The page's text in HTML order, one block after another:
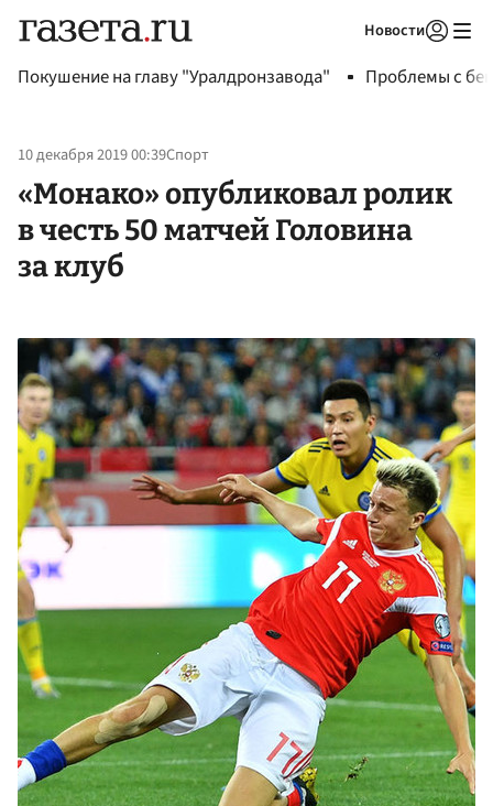
Новости
Покушение на главу "Уралдронзавода" Проблемы с
10 декабря 2019 00:39Спорт
«Монако» опубликовал ролик
в честь 50 матчей Головина
за клуб